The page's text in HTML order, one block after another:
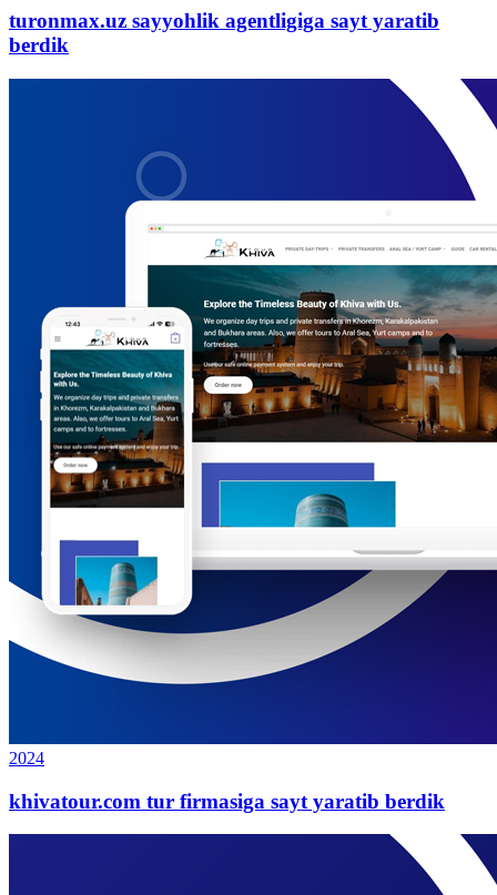
turonmax.uz sayyohlik agentligiga sayt yaratib
berdik
2024
khivatour.com tur firmasiga sayt yaratib berdik